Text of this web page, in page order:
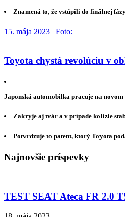
Znamená to, že vstúpili do finálnej
15. mája 2023 | Foto:
Toyota chystá revolúciu v
Japonská automobilka pracuje na
Zakryje aj tvár a v prípade kolízie
Potvrdzuje to patent, ktorý Toyota
Najnovšie príspevky
TEST SEAT Ateca FR 2.0